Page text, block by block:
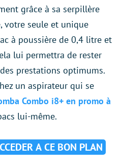
grâce à sa serpillère
votre seule et unique
à poussière de 0,4 litre et
lui permettra de rester
prestations optimums.
un aspirateur qui se
Combo i8+ en promo à
lui-même.
A CE BON PLAN